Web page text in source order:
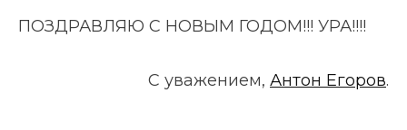
ПОЗДРАВЛЯЮ С НОВЫМ ГОДОМ!!! УРА!!!!
С уважением, Антон Егоров.